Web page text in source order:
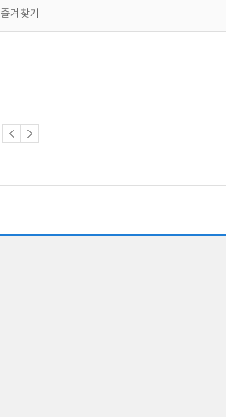
즐겨찾기